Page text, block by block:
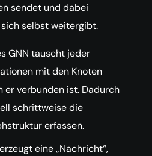
sendet und dabei
selbst weitergibt.
GNN tauscht jeder
mit den Knoten
er verbunden ist. Dadurch
schrittweise die
erfassen.
eine „Nachricht“,